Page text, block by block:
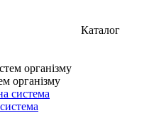
Каталог
організму